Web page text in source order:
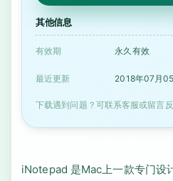
其他信息
有效期 永久有效
最近更新 2018年07月
下载遇到问题？可联系客服或留言
iNotepad 是Mac上一款专门设